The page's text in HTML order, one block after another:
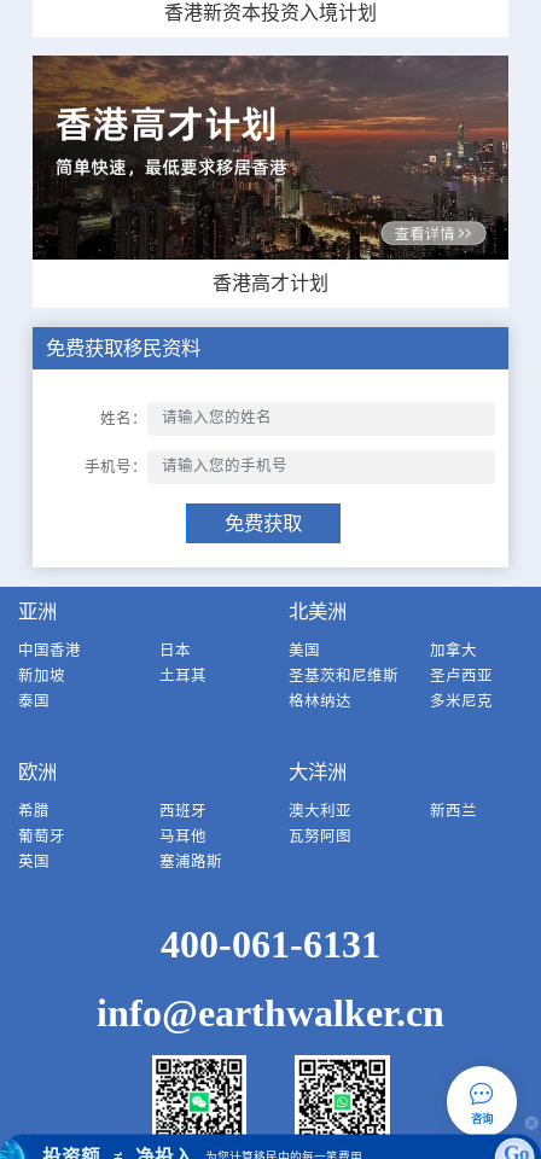
香港新资本投资入境计划
香港高才计划
免费获取移民资料
姓名：
手机号：
免费获取
亚洲
中国香港
日本
新加坡
土耳其
泰国
北美洲
美国
加拿大
圣基茨和尼维斯
圣卢西亚
格林纳达
多米尼克
欧洲
希腊
西班牙
葡萄牙
马耳他
英国
塞浦路斯
大洋洲
澳大利亚
新西兰
瓦努阿图
400-061-6131
info@earthwalker.cn
咨询
Go